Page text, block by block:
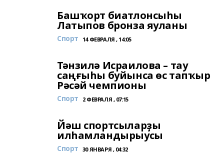
Башҡорт биатлонсыһы
Латыпов бронза яуланы
Спорт 14 ФЕВРАЛЯ , 14:05
Тәнзилә Исраилова – тау
саңғыһы буйынса өс тапҡыр
Рәсәй чемпионы
Спорт 2 ФЕВРАЛЯ , 07:15
Йәш спортсыларҙы
илһамландырыусы
Спорт 30 ЯНВАРЯ , 04:32